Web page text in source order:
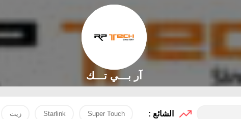
آر بـــي تـــك
الشائع : Super Touch
Starlink زيت